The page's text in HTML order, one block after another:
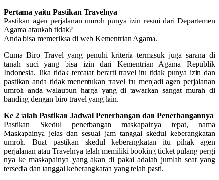
Pertama yaitu Pastikan Travelnya
Pastikan agen perjalanan umroh punya izin resmi dari Departemen
Agama ataukah tidak?
Anda bisa memeriksa di web Kementrian Agama.
Cuma Biro Travel yang penuhi kriteria termasuk juga sarana di
tanah suci yang bisa izin dari Kementrian Agama Republik
Indonesia. Jika tidak tercatat berarti travel itu tidak punya izin dan
pastikan anda tidak menentukan travel itu menjadi agen perjalanan
umroh anda walaupun harga yang di tawarkan sangat murah di
banding dengan biro travel yang lain.
Ke 2 ialah Pastikan Jadwal Penerbangan dan Penerbangannya
Pastikan Skedul penerbangan maskapainya tepat, nama
Maskapainya jelas dan sesuai jam tanggal skedul keberangkatan
umroh. Buat pastikan skedul keberangkatan itu pihak agen
perjalanan atau Travelnya telah memiliki booking ticket pulang pergi
nya ke maskapainya yang akan di pakai adalah jumlah seat yang
tersedia dan tanggal keberangkatan yang telah pasti.